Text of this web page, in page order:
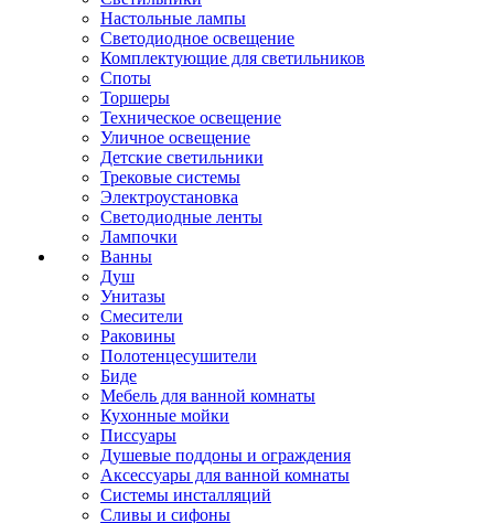
Настольные лампы
Светодиодное освещение
Комплектующие для светильников
Споты
Торшеры
Техническое освещение
Уличное освещение
Детские светильники
Трековые системы
Электроустановка
Светодиодные ленты
Лампочки
Ванны
Душ
Унитазы
Смесители
Раковины
Полотенцесушители
Биде
Мебель для ванной комнаты
Кухонные мойки
Писсуары
Душевые поддоны и ограждения
Аксессуары для ванной комнаты
Системы инсталляций
Сливы и сифоны